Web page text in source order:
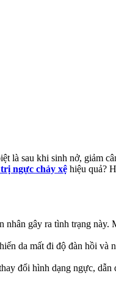
là sau khi sinh nở, giảm
ngực chảy xệ hiệu quả?
gây ra tình trạng này.
da mất đi độ đàn hồi và
đổi hình dạng ngực, dẫn